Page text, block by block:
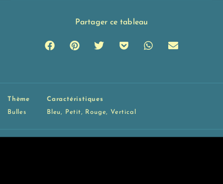
Partager ce tableau
Thème
Bulles
Caractéristiques
Bleu, Petit, Rouge, Vertical